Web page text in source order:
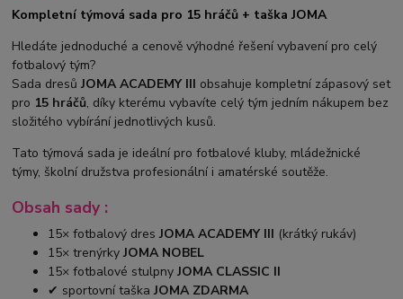
Kompletní týmová sada pro 15 hráčů + taška JOMA
Hledáte jednoduché a cenově výhodné řešení vybavení pro celý
fotbalový tým?
Sada dresůJOMA ACADEMY III obsahuje kompletní zápasový set
pro 15 hráčů, díky kterému vybavíte celý tým jedním nákupem bez
složitého vybírání jednotlivých kusů.
Tato týmová sada je ideální pro fotbalové kluby, mládežnické
týmy, školní družstva profesionální i amatérské soutěže.
Obsah sady :
15× fotbalový dresJOMA ACADEMY III (krátký rukáv)
15× trenýrkyJOMA NOBEL
15× fotbalové stulpnyJOMA CLASSIC II
✔ sportovní taškaJOMA ZDARMA